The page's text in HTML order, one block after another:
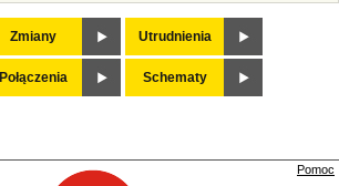
Zmiany Utrudnienia
Połączenia Schematy
Pomoc